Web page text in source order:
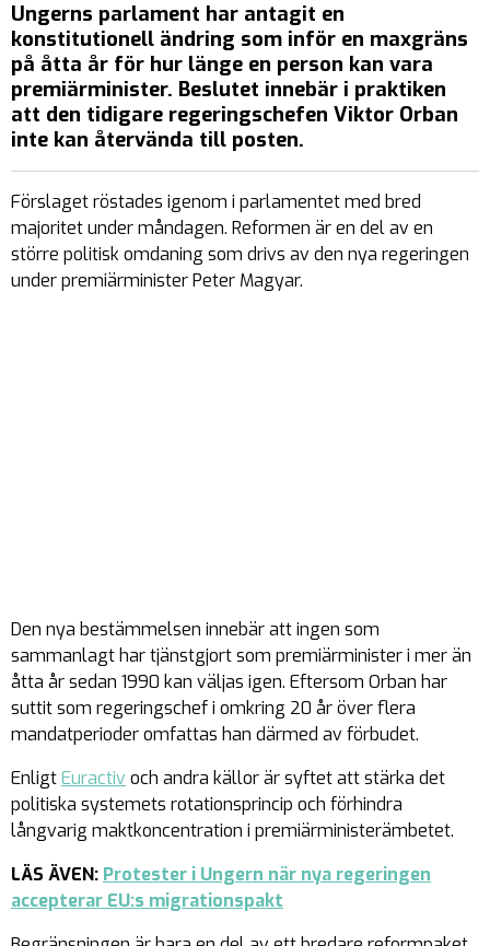
Ungerns parlament har antagit en
konstitutionell ändring som inför en maxgräns
på åtta år för hur länge en person kan vara
premiärminister. Beslutet innebär i praktiken
att den tidigare regeringschefen Viktor Orban
inte kan återvända till posten.
Förslaget röstades igenom i parlamentet med bred
majoritet under måndagen. Reformen är en del av en
större politisk omdaning som drivs av den nya regeringen
under premiärminister Peter Magyar.
Den nya bestämmelsen innebär att ingen som
sammanlagt har tjänstgjort som premiärminister i mer än
åtta år sedan 1990 kan väljas igen. Eftersom Orban har
suttit som regeringschef i omkring 20 år över flera
mandatperioder omfattas han därmed av förbudet.
EnligtEuractiv och andra källor är syftet att stärka det
politiska systemets rotationsprincip och förhindra
långvarig maktkoncentration i premiärministerämbetet.
LÄS ÄVEN: Protester i Ungern när nya regeringen
accepterar EU:s migrationspakt